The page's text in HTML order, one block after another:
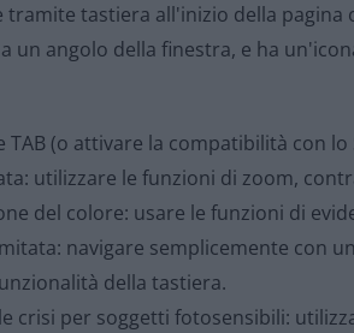
tramite tastiera all'inizio della pagina
un angolo della finestra, e ha
(o attivare la compatibilità con lo
utilizzare le funzioni di zoom,
del colore: usare le funzioni di
navigare semplicemente con
della tastiera.
crisi per soggetti fotosensibili: